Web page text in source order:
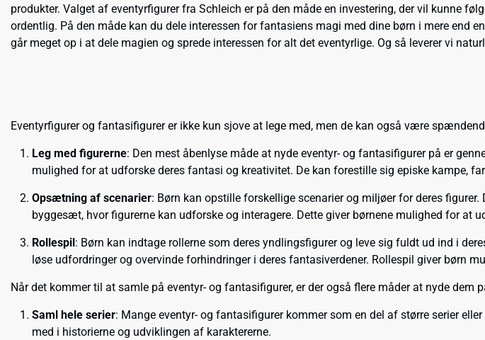
produkter. Valget af eventyrfigurer fra Schleich er på den måde en investering, der vil kunne
ordentlig. På den måde kan du dele interessen for fantasiens magi med dine børn i mere
går meget op i at dele magien og sprede interessen for alt det eventyrlige. Og så leverer vi
Eventyrfigurer og fantasifigurer er ikke kun sjove at lege med, men de kan også være
Leg med figurerne: Den mest åbenlyse måde at nyde eventyr- og fantasifigurer på er
mulighed for at udforske deres fantasi og kreativitet. De kan forestille sig episke kampe,
Opsætning af scenarier: Børn kan opstille forskellige scenarier og miljøer for deres
byggesæt, hvor figurerne kan udforske og interagere. Dette giver børnene mulighed for
Rollespil : Børn kan indtage rollerne som deres yndlingsfigurer og leve sig fuldt ud ind i
løse udfordringer og overvinde forhindringer i deres fantasiverdener. Rollespil giver børn
Når det kommer til at samle på eventyr- og fantasifigurer, er der også flere måder at nyde dem
Saml hele serier: Mange eventyr- og fantasifigurer kommer som en del af større serier
med i historierne og udviklingen af karaktererne.